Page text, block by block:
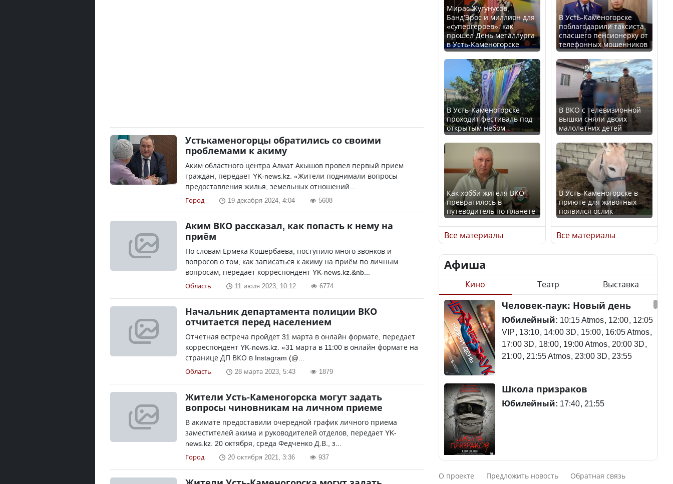
Устькаменогорцы обратились со своими
проблемами к акиму
Аким областного центра Алмат Акышов провел первый прием
граждан, передает YK-news.kz. «Жители поднимали вопросы
предоставления жилья, земельных отношений...
Город 19 декабря 2024, 4:04 5608
Аким ВКО рассказал, как попасть к нему на
приём
По словам Ермека Кошербаева, поступило много звонков и
вопросов о том, как записаться к акиму на приём по личным
вопросам, передает корреспондент YK-news.kz.&nb...
Область 11 июля 2023, 10:12 6774
Начальник департамента полиции ВКО
отчитается перед населением
Отчетная встреча пройдет 31 марта в онлайн формате, передает
корреспондент YK-news.kz. «31 марта в 11:00 в онлайн формате на
странице ДП ВКО в Instagram (@...
Область 28 марта 2023, 5:43 1879
Жители Усть-Каменогорска могут задать
вопросы чиновникам на личном приеме
В акимате предоставили очередной график личного приема
заместителей акима и руководителей отделов, передает YK-
news.kz. 20 октября, среда Федченко Д.В., з...
Город 20 октября 2021, 3:36 937
В Казахстане стало
проще получить
направления на
медицинские
обследования
Қазақстан Орталық Азия
елдері арасында әл-ауқат
индексінде көш бастады
Казахстан возглавил
рейтинг благополучия
среди стран Центральной
Азии
Будут ли представлены
интересы регионов в
Курултае?
Ең төменгі жалақы,
алимент, экология: жеті
партия сайлаушылармен
нені талқылап жатыр?
Минимальная зарплата,
чем говорят с
В России введены
дополнительные
ограничения для
казахстанских прав
Трамп официально
вступил в должность
президента США
Луну признали объектом
культурного наследия,
находящегося под
угрозой исчезновения
Станет ли
метапневмовирус
эпидемией, рассказали в
ВОЗ
потерпел крушение в
Южной Корее, погибли
120 человек
Актау: Путин принес
Мирас Жугунусов,
Банд’Эрос и миллион для
«супергероев»: как
прошел День металлурга
в Усть-Каменогорске
В Усть-Каменогорске
проходит фестиваль под
открытым небом
Как хобби жителя ВКО
превратилось в
путеводитель по планете
Все материалы
В Усть-Каменогорске
поблагодарили таксиста,
спасшего пенсионерку от
телефонных мошенников
В ВКО с телевизионной
вышки сняли двоих
малолетних детей
В Усть-Каменогорске в
приюте для животных
появился ослик
Все материалы
Афиша
Кино Театр Выставка
Человек-паук: Новый день
Юбилейный: 10:15 Atmos 12:00 12:05
VIP 13:10 14:00 3D 15:00 16:05 Atmos
17:00 3D 18:00 19:00 Atmos 20:00 3D
21:00 21:55 Atmos 23:00 3D 23:55
Школа призраков
Юбилейный: 17:40 21:55
Смешарики сквозь вселенные
О проекте Предложить новость
Обратная связь